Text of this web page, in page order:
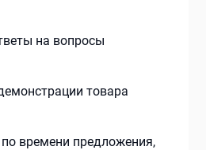
на вопросы
товара
времени предложения,